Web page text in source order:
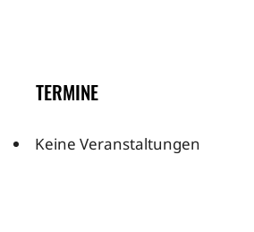
TERMINE
Keine Veranstaltungen